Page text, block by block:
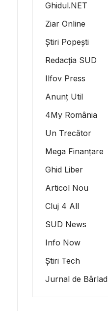
Ghidul.NET
Ziar Online
Știri Popești
Redacția SUD
Ilfov Press
Anunț Util
4My România
Un Trecător
Mega Finanțare
Ghid Liber
Articol Nou
Cluj 4 All
SUD News
Info Now
Știri Tech
Jurnal de Bârlad